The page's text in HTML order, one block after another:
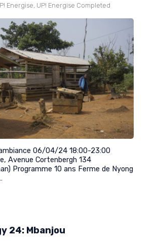
Energise, UP! Energise Completed
06/04/24 18:00-23:00
Avenue Cortenbergh 134
Programme 10 ans Ferme de Nyong
24: Mbanjou